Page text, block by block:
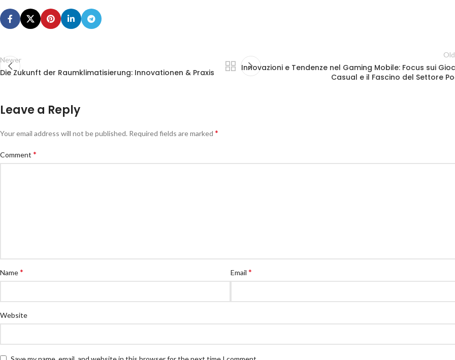
Newer
Die Zukunft der Raumklimatisierung: Innovationen & Praxis
Innovazioni e Tendenze nel Gaming Mobile: Focus sui
Casual e il Fascino del Settore
Leave a Reply
Your email address will not be published. Required fields are marked *
Comment *
Name* Email*
Website